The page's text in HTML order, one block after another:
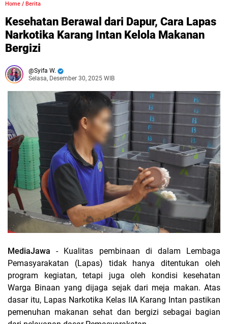
Home / Berita
Kesehatan Berawal dari Dapur, Cara Lapas
Narkotika Karang Intan Kelola Makanan
Bergizi
Syifa W.
Selasa, Desember 30, 2025 WIB
MediaJawa- Kualitas pembinaan di dalam Lembaga
Pemasyarakatan (Lapas) tidak hanya ditentukan oleh
program kegiatan, tetapi juga oleh kondisi kesehatan
Warga Binaan yang dijaga sejak dari meja makan. Atas
dasar itu, Lapas Narkotika Kelas IIA Karang Intan pastikan
pemenuhan makanan sehat dan bergizi sebagai bagian